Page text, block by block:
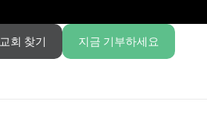
교회 찾기 지금 기부하세요